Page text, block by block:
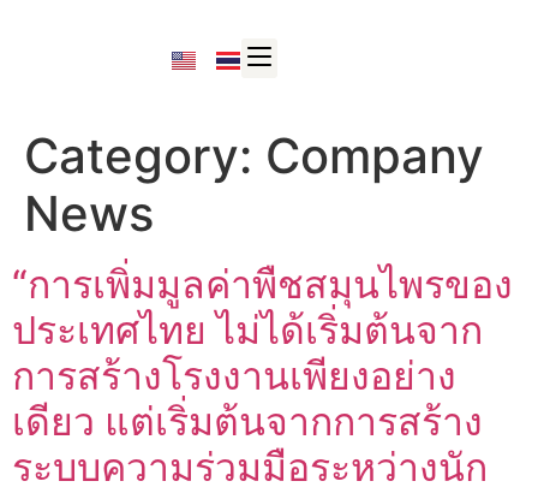
Category: Company
News
“การเพิ่มมูลค่าพืชสมุนไพรของ
ประเทศไทย ไม่ได้เริ่มต้นจาก
การสร้างโรงงานเพียงอย่าง
เดียว แต่เริ่มต้นจากการสร้าง
ระบบความร่วมมือระหว่างนัก